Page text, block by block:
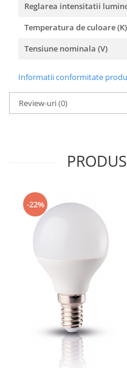
Reglarea intensitatii
Temperatura de culoare (K)
Tensiune nominala (V)
Informatii conformitate
Review-uri(0)
-22%